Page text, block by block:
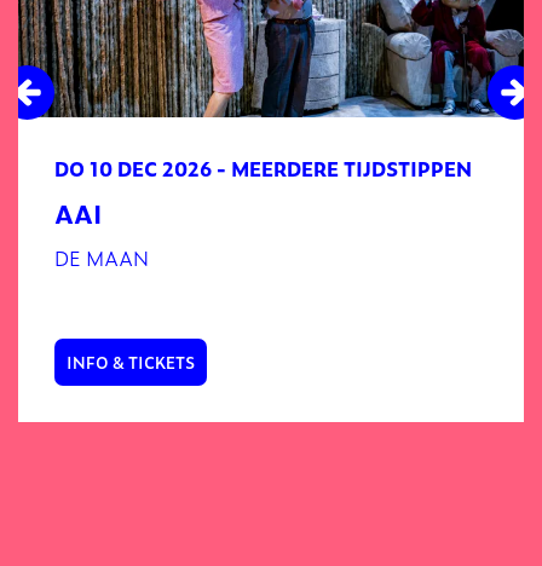
AAI
DE MAAN
DO 10 DEC 2026 - MEERDERE TIJDSTIPPEN
INFO & TICKETS